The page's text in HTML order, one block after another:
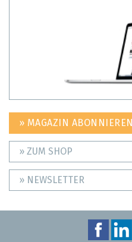
» MAGAZIN ABONNIEREN
» ZUM SHOP
» NEWSLETTER